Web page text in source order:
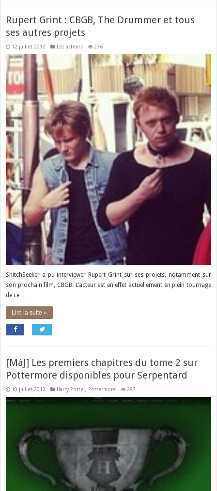
Rupert Grint : CBGB, The Drummer et tous
ses autres projets
12 juillet 2012 Les acteurs 276
SnitchSeeker a pu interviewer Rupert Grint sur ses projets, notamment sur
son prochain film, CBGB. L’acteur est en effet actuellement en plein tournage
de ce …
Lire la suite »
[MàJ] Les premiers chapitres du tome 2 sur
Pottermore disponibles pour Serpentard
10 juillet 2012 Harry Potter, Pottermore 287